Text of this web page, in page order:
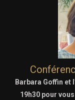
Barbara Goffin et
19h30 pour